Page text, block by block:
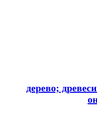
дерево;